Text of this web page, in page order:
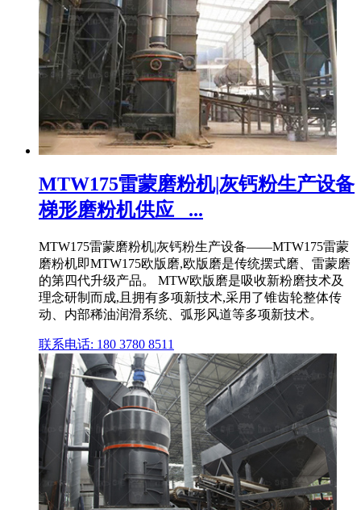
MTW175雷蒙磨粉机|灰钙粉生产设备
梯形磨粉机供应_ ...
MTW175雷蒙磨粉机|灰钙粉生产设备——MTW175雷蒙
磨粉机即MTW175欧版磨,欧版磨是传统摆式磨、雷蒙磨
的第四代升级产品。 MTW欧版磨是吸收新粉磨技术及
理念研制而成,且拥有多项新技术,采用了锥齿轮整体传
动、内部稀油润滑系统、弧形风道等多项新技术。
联系电话: 180 3780 8511